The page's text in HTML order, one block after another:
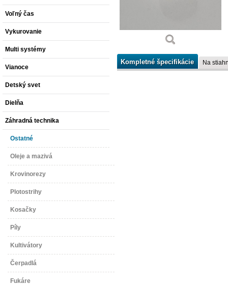
Voľný čas
Vykurovanie
Multi systémy
Vianoce
Detský svet
Dielňa
Záhradná technika
Ostatné
Oleje a mazivá
Krovinorezy
Plotostrihy
Kosačky
Píly
Kultivátory
Čerpadlá
Fukáre
Kompletné špecifikácie Na